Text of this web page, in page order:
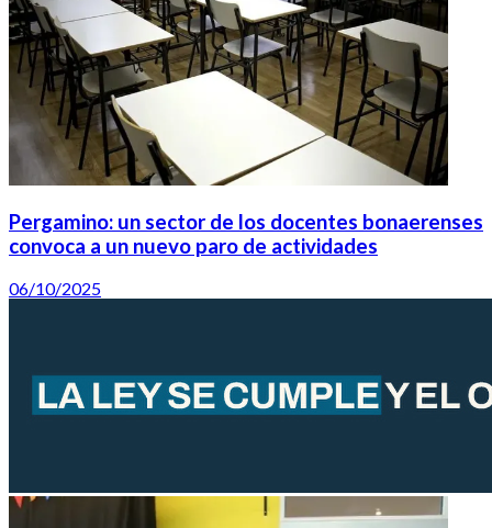
Pergamino: un sector de los docentes bonaerenses
convoca a un nuevo paro de actividades
06/10/2025